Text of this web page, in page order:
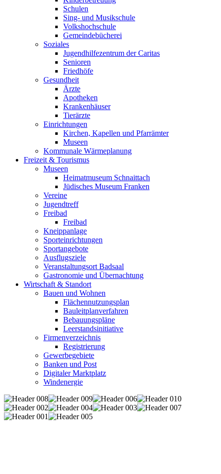
Schulen
Sing- und Musikschule
Volkshochschule
Gemeindebücherei
Soziales
Jugendhilfezentrum der Caritas
Senioren
Friedhöfe
Gesundheit
Ärzte
Apotheken
Krankenhäuser
Tierärzte
Einrichtungen
Kirchen, Kapellen und Pfarrämter
Museen
Kommunale Wärmeplanung
Freizeit & Tourismus
Museen
Heimatmuseum Schnaittach
Jüdisches Museum Franken
Vereine
Jugendtreff
Freibad
Freibad
Kneippanlage
Sporteinrichtungen
Sportangebote
Ausflugsziele
Veranstaltungsort Badsaal
Gastronomie und Übernachtung
Wirtschaft & Standort
Bauen und Wohnen
Flächennutzungsplan
Bauleitplanverfahren
Bebauungspläne
Leerstandsinitiative
Firmenverzeichnis
Registrierung
Gewerbegebiete
Banken und Post
Digitaler Marktplatz
Windenergie